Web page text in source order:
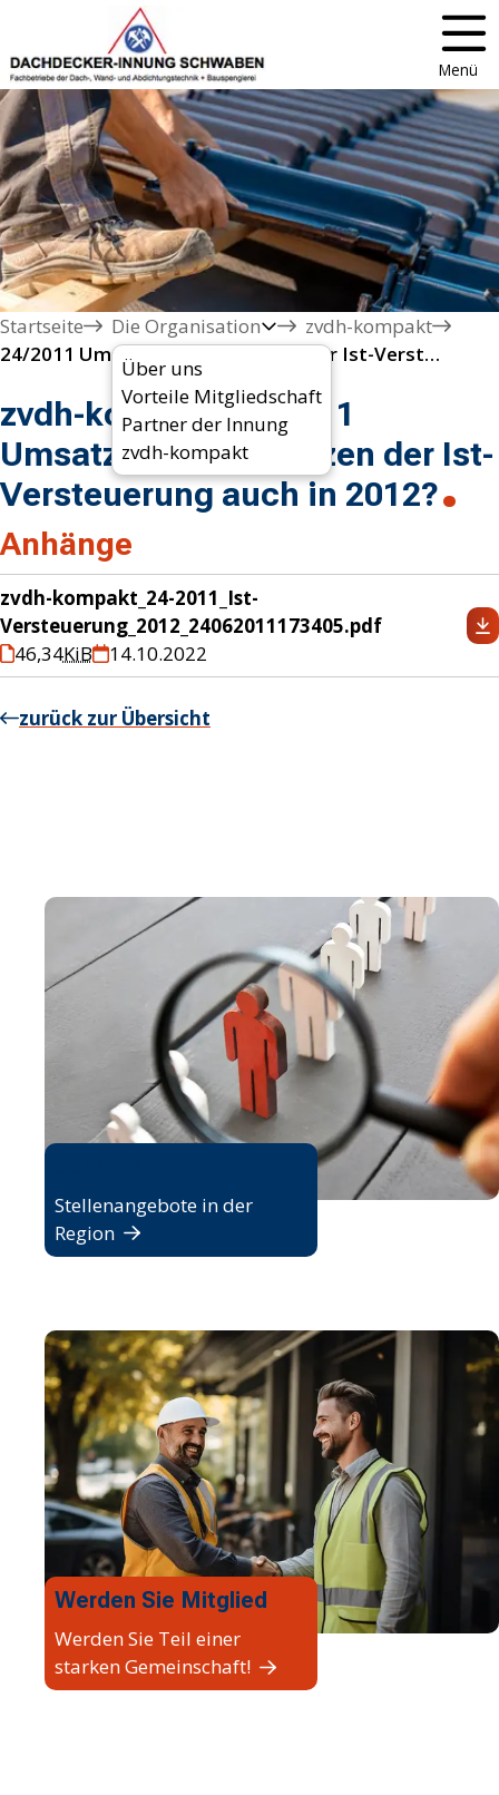
Menü
Startseite
Die Organisation
Über uns
Vorteile Mitgliedschaft
Partner der Innung
zvdh-kompakt
zvdh-kompakt
24/2011 Umsatzsteuer - Grenzen der Ist-Versteuerung auch in 2012?
zvdh-kompakt 24/2011
Umsatzsteuer - Grenzen der Ist-
Versteuerung auch in 2012?
Anhänge
zvdh-kompakt_24-2011_Ist-
Versteuerung_2012_24062011173405.pdf
46,34KiB 14.10.2022
zurück zur Übersicht
Stellenangebote in der
Region
Werden Sie Mitglied
Werden Sie Teil einer
starken Gemeinschaft!